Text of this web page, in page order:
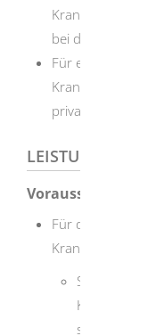
bei der Sie
Für eine
private
Voraussetzungen
Für die freiwillige
Sie waren in
selbständige